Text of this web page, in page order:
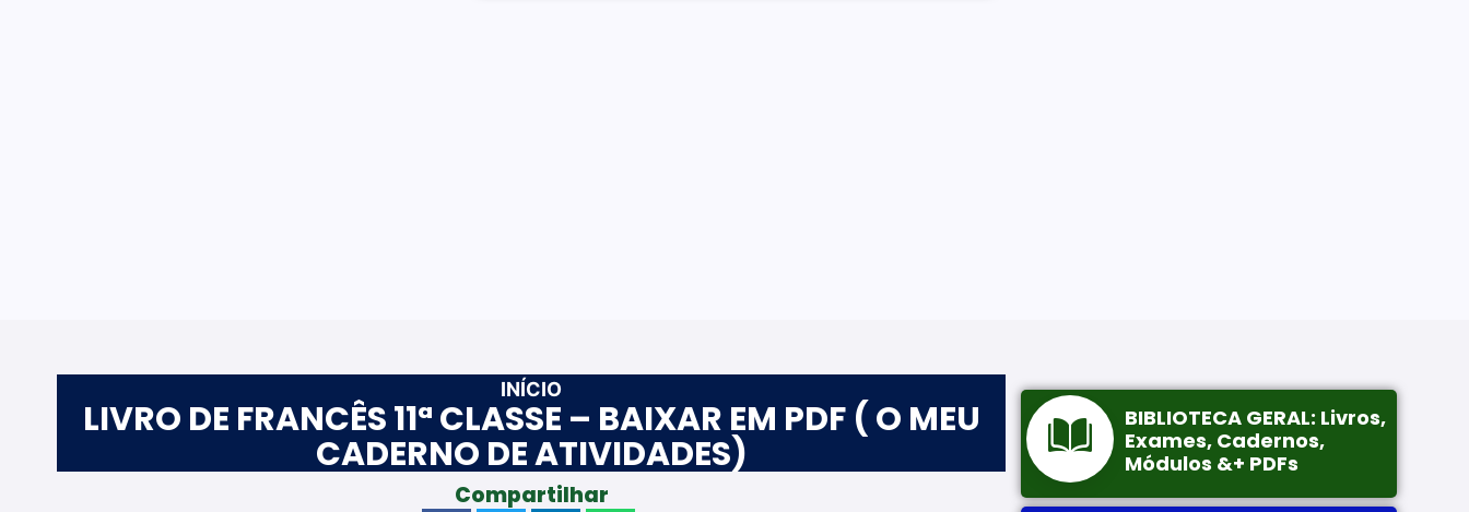
INÍCIO
LIVRO DE FRANCÊS 11ª CLASSE – BAIXAR EM PDF ( O MEU
CADERNO DE ATIVIDADES)
Compartilhar
BIBLIOTECA GERAL: Livros,
Exames, Cadernos,
Módulos &+ PDFs